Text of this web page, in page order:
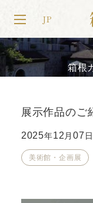
JP
箱根
展示作品のご
2025年12 月07
美術館・企画展